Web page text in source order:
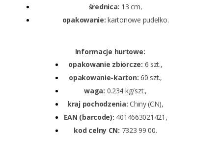
średnica: 13 cm,
opakowanie: kartonowe pudełko.
Informacje hurtowe:
opakowanie zbiorcze: 6 szt.,
opakowanie-karton: 60 szt.,
waga: 0.234 kg/szt.,
kraj pochodzenia: Chiny (CN),
EAN (barcode): 4014663021421,
kod celny CN: 7323 99 00.